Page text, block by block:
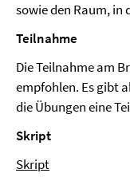
sowie den Raum,
Teilnahme
Die Teilnahme am
empfohlen. Es gibt
die Übungen eine
Skript
Skript